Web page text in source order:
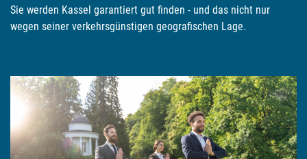
Sie werden Kassel garantiert gut finden - und das nicht nur
wegen seiner verkehrsgünstigen geografischen Lage.